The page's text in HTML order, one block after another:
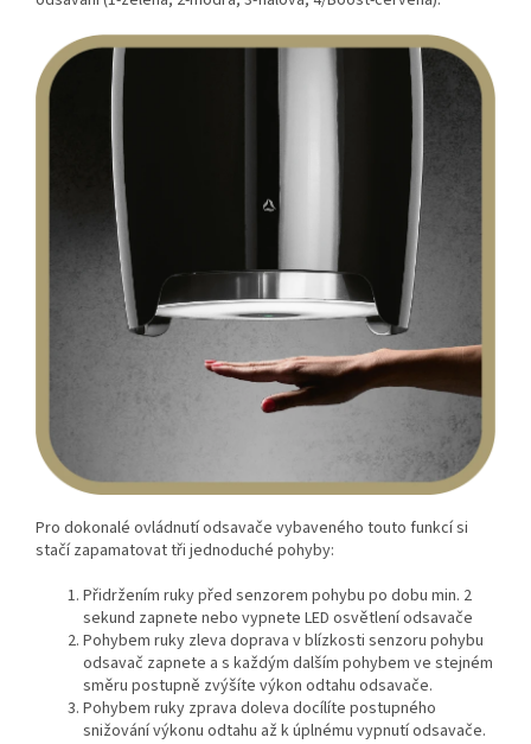
Pro dokonalé ovládnutí odsavače vybaveného touto funkcí si
stačí zapamatovat tři jednoduché pohyby:
Přidržením ruky před senzorem pohybu po dobu min. 2
sekund zapnete nebo vypnete LED osvětlení odsavače
Pohybem ruky zleva doprava v blízkosti senzoru pohybu
odsavač zapnete a s každým dalším pohybem ve stejném
směru postupně zvýšíte výkon odtahu odsavače.
Pohybem ruky zprava doleva docílíte postupného
snižování výkonu odtahu až k úplnému vypnutí odsavače.